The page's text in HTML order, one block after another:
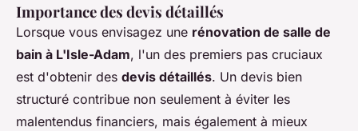
Importance des devis détaillés
Lorsque vous envisagez une rénovation de salle de
bain à L'Isle-Adam, l'un des premiers pas cruciaux
est d'obtenir des devis détaillés. Un devis bien
structuré contribue non seulement à éviter les
malentendus financiers, mais également à mieux